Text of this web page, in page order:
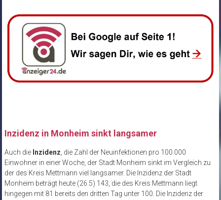
Inzidenz in Monheim sinkt langsamer
Auch die Inzidenz , die Zahl der Neuinfektionen pro 100.000
Einwohner in einer Woche, der Stadt Monheim sinkt im Vergleich zu
der des Kreis Mettmann viel langsamer. Die Inzidenz der Stadt
Monheim beträgt heute (26.5) 143, die des Kreis Mettmann liegt
hingegen mit 81 bereits den dritten Tag unter 100. Die Inzidenz der